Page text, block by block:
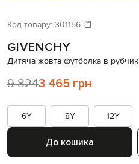
Код товару: 301156
GIVENCHY
Дитяча жовта футболка в рубчик
9 8243 465 грн
6Y 8Y 12Y
До кошика